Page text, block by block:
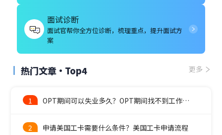
面试诊断
面试官帮你全方位诊断，梳理重点，提升面试方
案
热门文章·Top4 更多
1 OPT期间可以失业多久？OPT期间找不到工作怎么办？
2 申请美国工卡需要什么条件？美国工卡申请流程